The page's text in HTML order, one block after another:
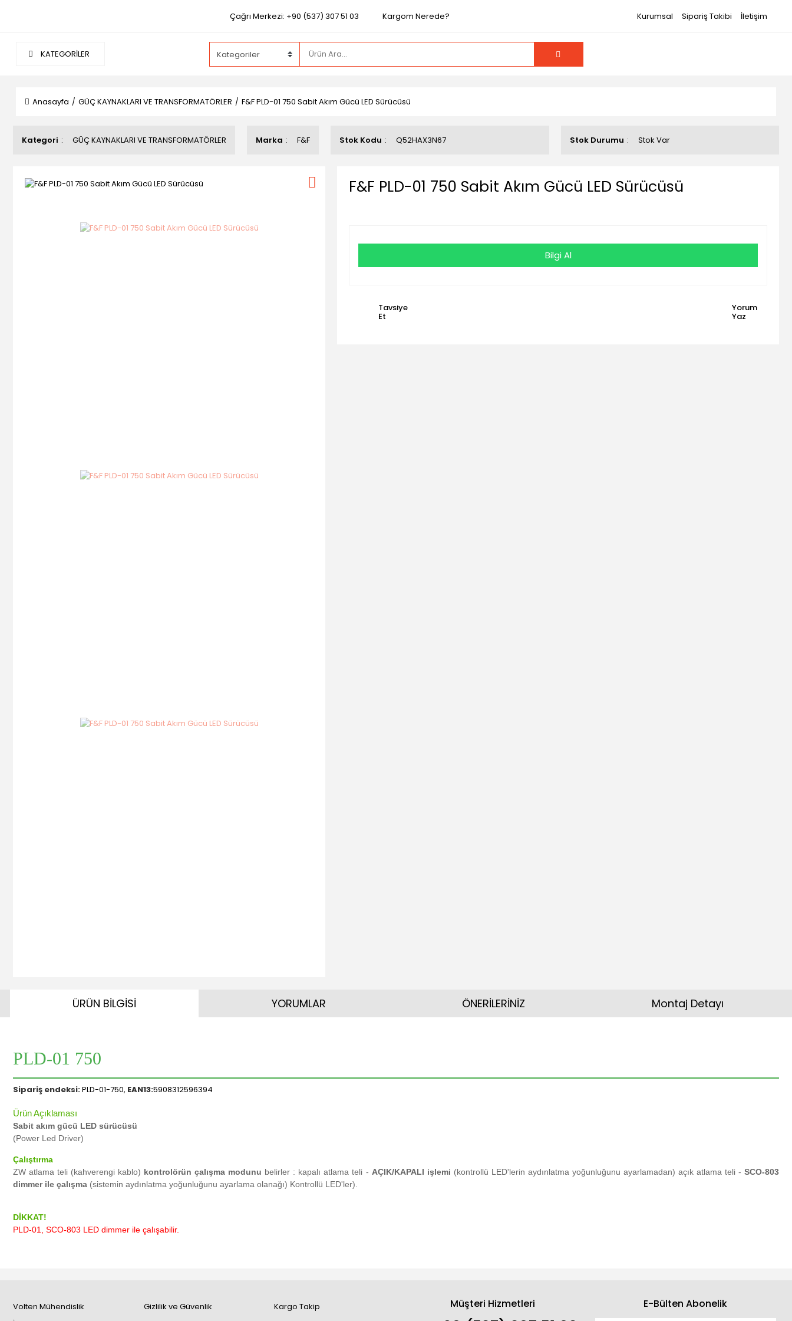
Çağrı Merkezi: +90 (537) 307 51 03 Kargom Nerede? Kurumsal Sipariş Takibi İletişim
KATEGORİLER
Anasayfa GÜÇ KAYNAKLARI VE TRANSFORMATÖRLER F&F PLD-01 750 Sabit Akım Gücü LED Sürücüsü
Kategori GÜÇ KAYNAKLARI VE TRANSFORMATÖRLER Marka F&F Stok Kodu Q52HAX3N67 Stok Durumu Stok Var
F&F PLD-01 750 Sabit Akım Gücü LED Sürücüsü
Bilgi Al
Tavsiye
Et
Yorum
Yaz
ÜRÜN BİLGİSİ
PLD-01 750
Sipariş endeksi:PLD-01-750, EAN13:5908312596394
Ürün Açıklaması
Sabit akım gücü LED sürücüsü
(Power Led Driver)
Çalıştırma
ZW atlama teli (kahverengi kablo) kontrolörün çalışma modunu belirler : kapalı atlama teli - AÇIK/KAPALI işlemi (kontrollü LED'lerin aydınlatma yoğunluğunu ayarlamadan) açık atlama teli - SCO-803
dimmer ile çalışma (sistemin aydınlatma yoğunluğunu ayarlama olanağı) Kontrollü LED'ler).
DİKKAT!
PLD-01, SCO-803 LED dimmer ile çalışabilir.
YORUMLAR ÖNERİLERİNİZ Montaj Detayı
Volten Mühendislik
Gizlilik ve Güvenlik
Kargo Takip
Müşteri Hizmetleri E-Bülten Abonelik